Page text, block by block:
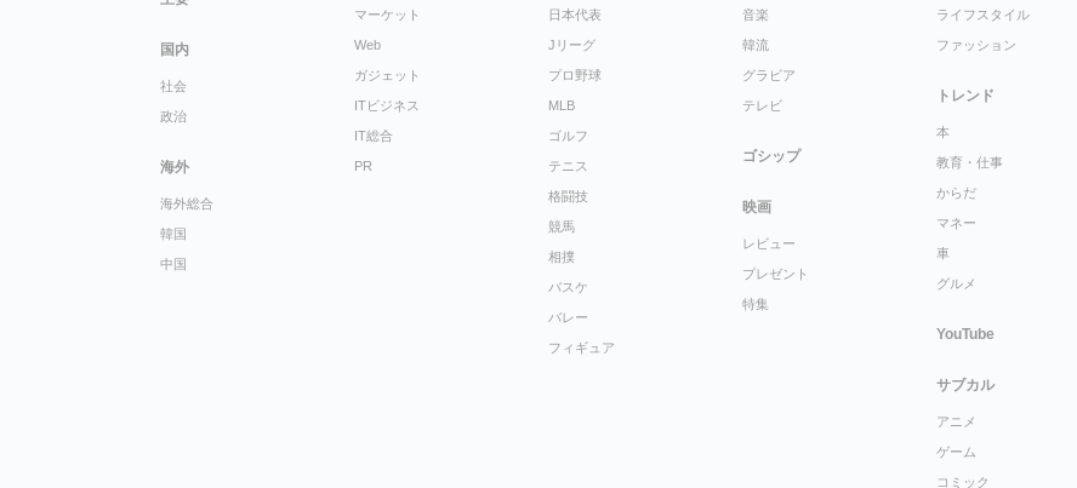
国内
社会
政治
海外
海外総合
韓国
中国
マーケット
Web
ガジェット
ITビジネス
IT総合
PR
日本代表
Jリーグ
プロ野球
MLB
ゴルフ
テニス
格闘技
競馬
相撲
バスケ
バレー
フィギュア
音楽
韓流
グラビア
テレビ
ゴシップ
映画
レビュー
プレゼント
特集
ライフスタイル
ファッション
トレンド
本
教育・仕事
からだ
マネー
車
グルメ
YouTube
サブカル
アニメ
ゲーム
コミック